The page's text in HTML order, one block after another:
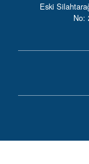
Eski
No: